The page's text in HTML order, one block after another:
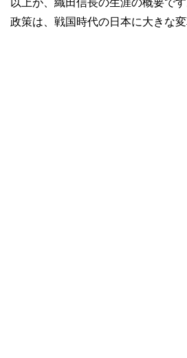
政策は、戦国時代の日本に大きな